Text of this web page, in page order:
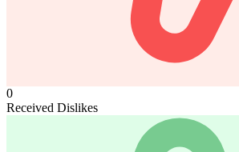
0
Received Dislikes